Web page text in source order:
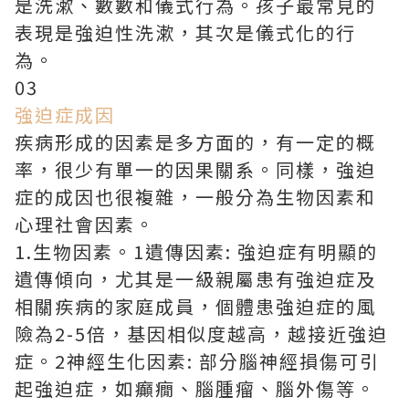
表現是強迫性洗漱，其次是儀式化的行
為。
03
強迫症成因
疾病形成的因素是多方面的，有一定的概
率，很少有單一的因果關系。同樣，強迫
症的成因也很複雜，一般分為生物因素和
心理社會因素。
1.生物因素。1遺傳因素: 強迫症有明顯的
遺傳傾向，尤其是一級親屬患有強迫症及
相關疾病的家庭成員，個體患強迫症的風
險為2-5倍，基因相似度越高，越接近強迫
症。2神經生化因素: 部分腦神經損傷可引
起強迫症，如癲癇、腦腫瘤、腦外傷等。